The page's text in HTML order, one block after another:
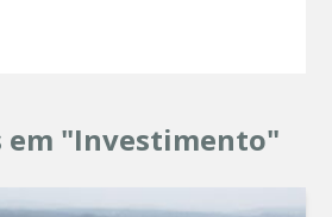
em "Investimento"